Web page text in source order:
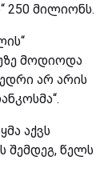
250 მილიონს.
მოდიოდა
არ არის
აქვს
შემდეგ, წელს